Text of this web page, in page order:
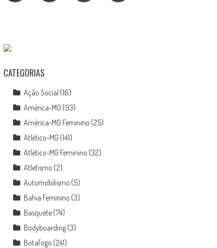
CATEGORIAS
Ação Social (16)
América-MG (93)
América-MG Feminino (25)
Atlético-MG (141)
Atlético-MG Feminino (32)
Atletismo (2)
Automobilismo (5)
Bahia Feminino (3)
Basquete(74)
Bodyboarding(3)
Botafogo (241)